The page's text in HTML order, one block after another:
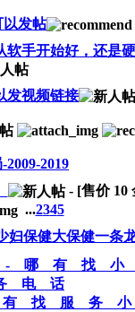
以发帖
软手开始好，还是
发视频链接
2019
- [售价 10
...2345
妇保健大保健一条
- 哪 有 找
电 话
找 服 务